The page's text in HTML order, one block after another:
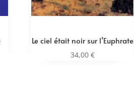
Le ciel était noir sur l’Euphrate
34,00 €